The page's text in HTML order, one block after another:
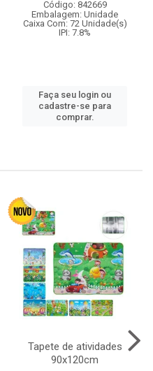
Código: 842669
Embalagem: Unidade
Caixa Com: 72 Unidade(s)
IPI: 7.8%
Faça seu login ou
cadastre-se para
comprar.
Tapete de atividades
90x120cm